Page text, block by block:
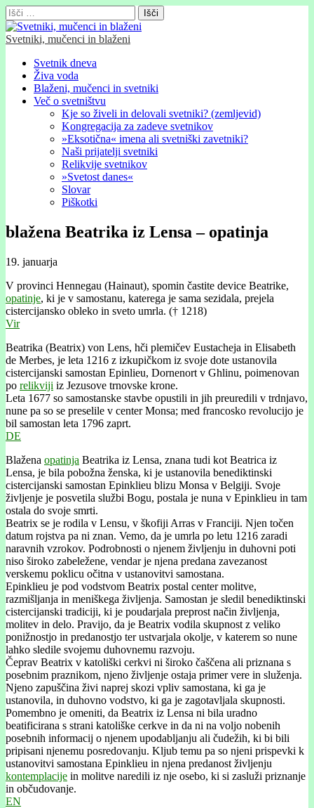
Išči:
Svetniki, mučenci in blaženi
Glavni
meni
Skip
content
Svetnik dneva
Živa voda
Blaženi, mučenci in svetniki
Več o svetništvu
Kje so živeli in delovali svetniki? (zemljevid)
Kongregacija za zadeve svetnikov
»Eksotična« imena ali svetniški zavetniki?
Naši prijatelji svetniki
Relikvije svetnikov
»Svetost danes«
Slovar
Piškotki
blažena Beatrika iz Lensa – opatinja
19. januarja
V provinci Hennegau (Hainaut), spomin častite device Beatrike,
opatinje, ki je v samostanu, katerega je sama sezidala, prejela
cistercijansko obleko in sveto umrla. († 1218)
Vir
Beatrika (Beatrix) von Lens, hči plemičev Eustacheja in Elisabeth
de Merbes, je leta 1216 z izkupičkom iz svoje dote ustanovila
cistercijanski samostan Epinlieu, Dornenort v Ghlinu, poimenovan
po relikviji iz Jezusove trnovske krone.
Leta 1677 so samostanske stavbe opustili in jih preuredili v trdnjavo,
nune pa so se preselile v center Monsa; med francosko revolucijo je
bil samostan leta 1796 zaprt.
DE
Blažena opatinja Beatrika iz Lensa, znana tudi kot Beatrica iz
Lensa, je bila pobožna ženska, ki je ustanovila benediktinski
cistercijanski samostan Epinklieu blizu Monsa v Belgiji. Svoje
življenje je posvetila službi Bogu, postala je nuna v Epinklieu in tam
ostala do svoje smrti.
Beatrix se je rodila v Lensu, v škofiji Arras v Franciji. Njen točen
datum rojstva pa ni znan. Vemo, da je umrla po letu 1216 zaradi
naravnih vzrokov. Podrobnosti o njenem življenju in duhovni poti
niso široko zabeležene, vendar je njena predana zavezanost
verskemu poklicu očitna v ustanovitvi samostana.
Epinklieu je pod vodstvom Beatrix postal center molitve,
razmišljanja in meniškega življenja. Samostan je sledil benediktinski
cistercijanski tradiciji, ki je poudarjala preprost način življenja,
molitev in delo. Pravijo, da je Beatrix vodila skupnost z veliko
ponižnostjo in predanostjo ter ustvarjala okolje, v katerem so nune
lahko sledile svojemu duhovnemu razvoju.
Čeprav Beatrix v katoliški cerkvi ni široko čaščena ali priznana s
posebnim praznikom, njeno življenje ostaja primer vere in služenja.
Njeno zapuščina živi naprej skozi vpliv samostana, ki ga je
ustanovila, in duhovno vodstvo, ki ga je zagotavljala skupnosti.
Pomembno je omeniti, da Beatrix iz Lensa ni bila uradno
beatificirana s strani katoliške cerkve in da ni na voljo nobenih
posebnih informacij o njenem upodabljanju ali čudežih, ki bi bili
pripisani njenemu posredovanju. Kljub temu pa so njeni prispevki k
ustanovitvi samostana Epinklieu in njena predanost življenju
kontemplacije in molitve naredili iz nje osebo, ki si zasluži priznanje
in občudovanje.
EN